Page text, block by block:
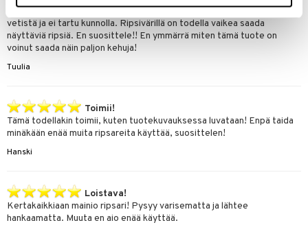
Ostin tämän kehujen innoittamana. Aivan turha ripsiväri. Ripsiväri on
vetistä ja ei tartu kunnolla. Ripsivärillä on todella vaikea saada
näyttäviä ripsiä. En suosittele!! En ymmärrä miten tämä tuote on
voinut saada näin paljon kehuja!
Tuulia
Toimii!
Tämä todellakin toimii, kuten tuotekuvauksessa luvataan! Enpä taida
minäkään enää muita ripsareita käyttää, suosittelen!
Hanski
Loistava!
Kertakaikkiaan mainio ripsari! Pysyy varisematta ja lähtee
hankaamatta. Muuta en aio enää käyttää.